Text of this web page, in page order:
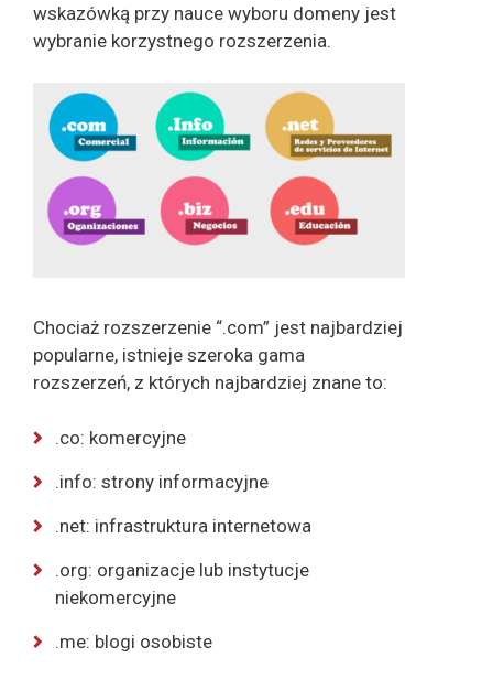
wskazówką przy nauce wyboru domeny jest
wybranie korzystnego rozszerzenia.
Chociaż rozszerzenie “.com” jest najbardziej
popularne, istnieje szeroka gama
rozszerzeń, z których najbardziej znane to:
.co: komercyjne
.info: strony informacyjne
.net: infrastruktura internetowa
.org: organizacje lub instytucje
niekomercyjne
.me: blogi osobiste